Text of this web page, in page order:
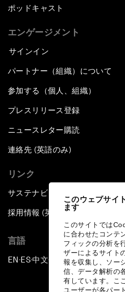
このウェブサイ
ます
このサイトでは
に合わせたコンテ
フィックの分析を
ザーによるサイト
報を収集し、ソー
信、データ解析の
有しています。こ
ユーザーが各パー
ポッドキャスト
エンゲージメント
サインイン
パートナー（組織）について
参加する（個人、組織）
プレスリリース登録
ニュースレター購読
連絡先 (英語のみ)
リンク
サステナビリティへの取り組み
採用情報 (英語のみ)
言語
EN ▪ES▪中文▪ 日本語